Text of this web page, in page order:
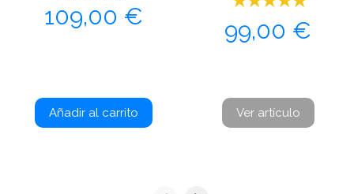
Precio
109,00 €
Añadir al carrito
Precio
99,00 €
Ver artículo